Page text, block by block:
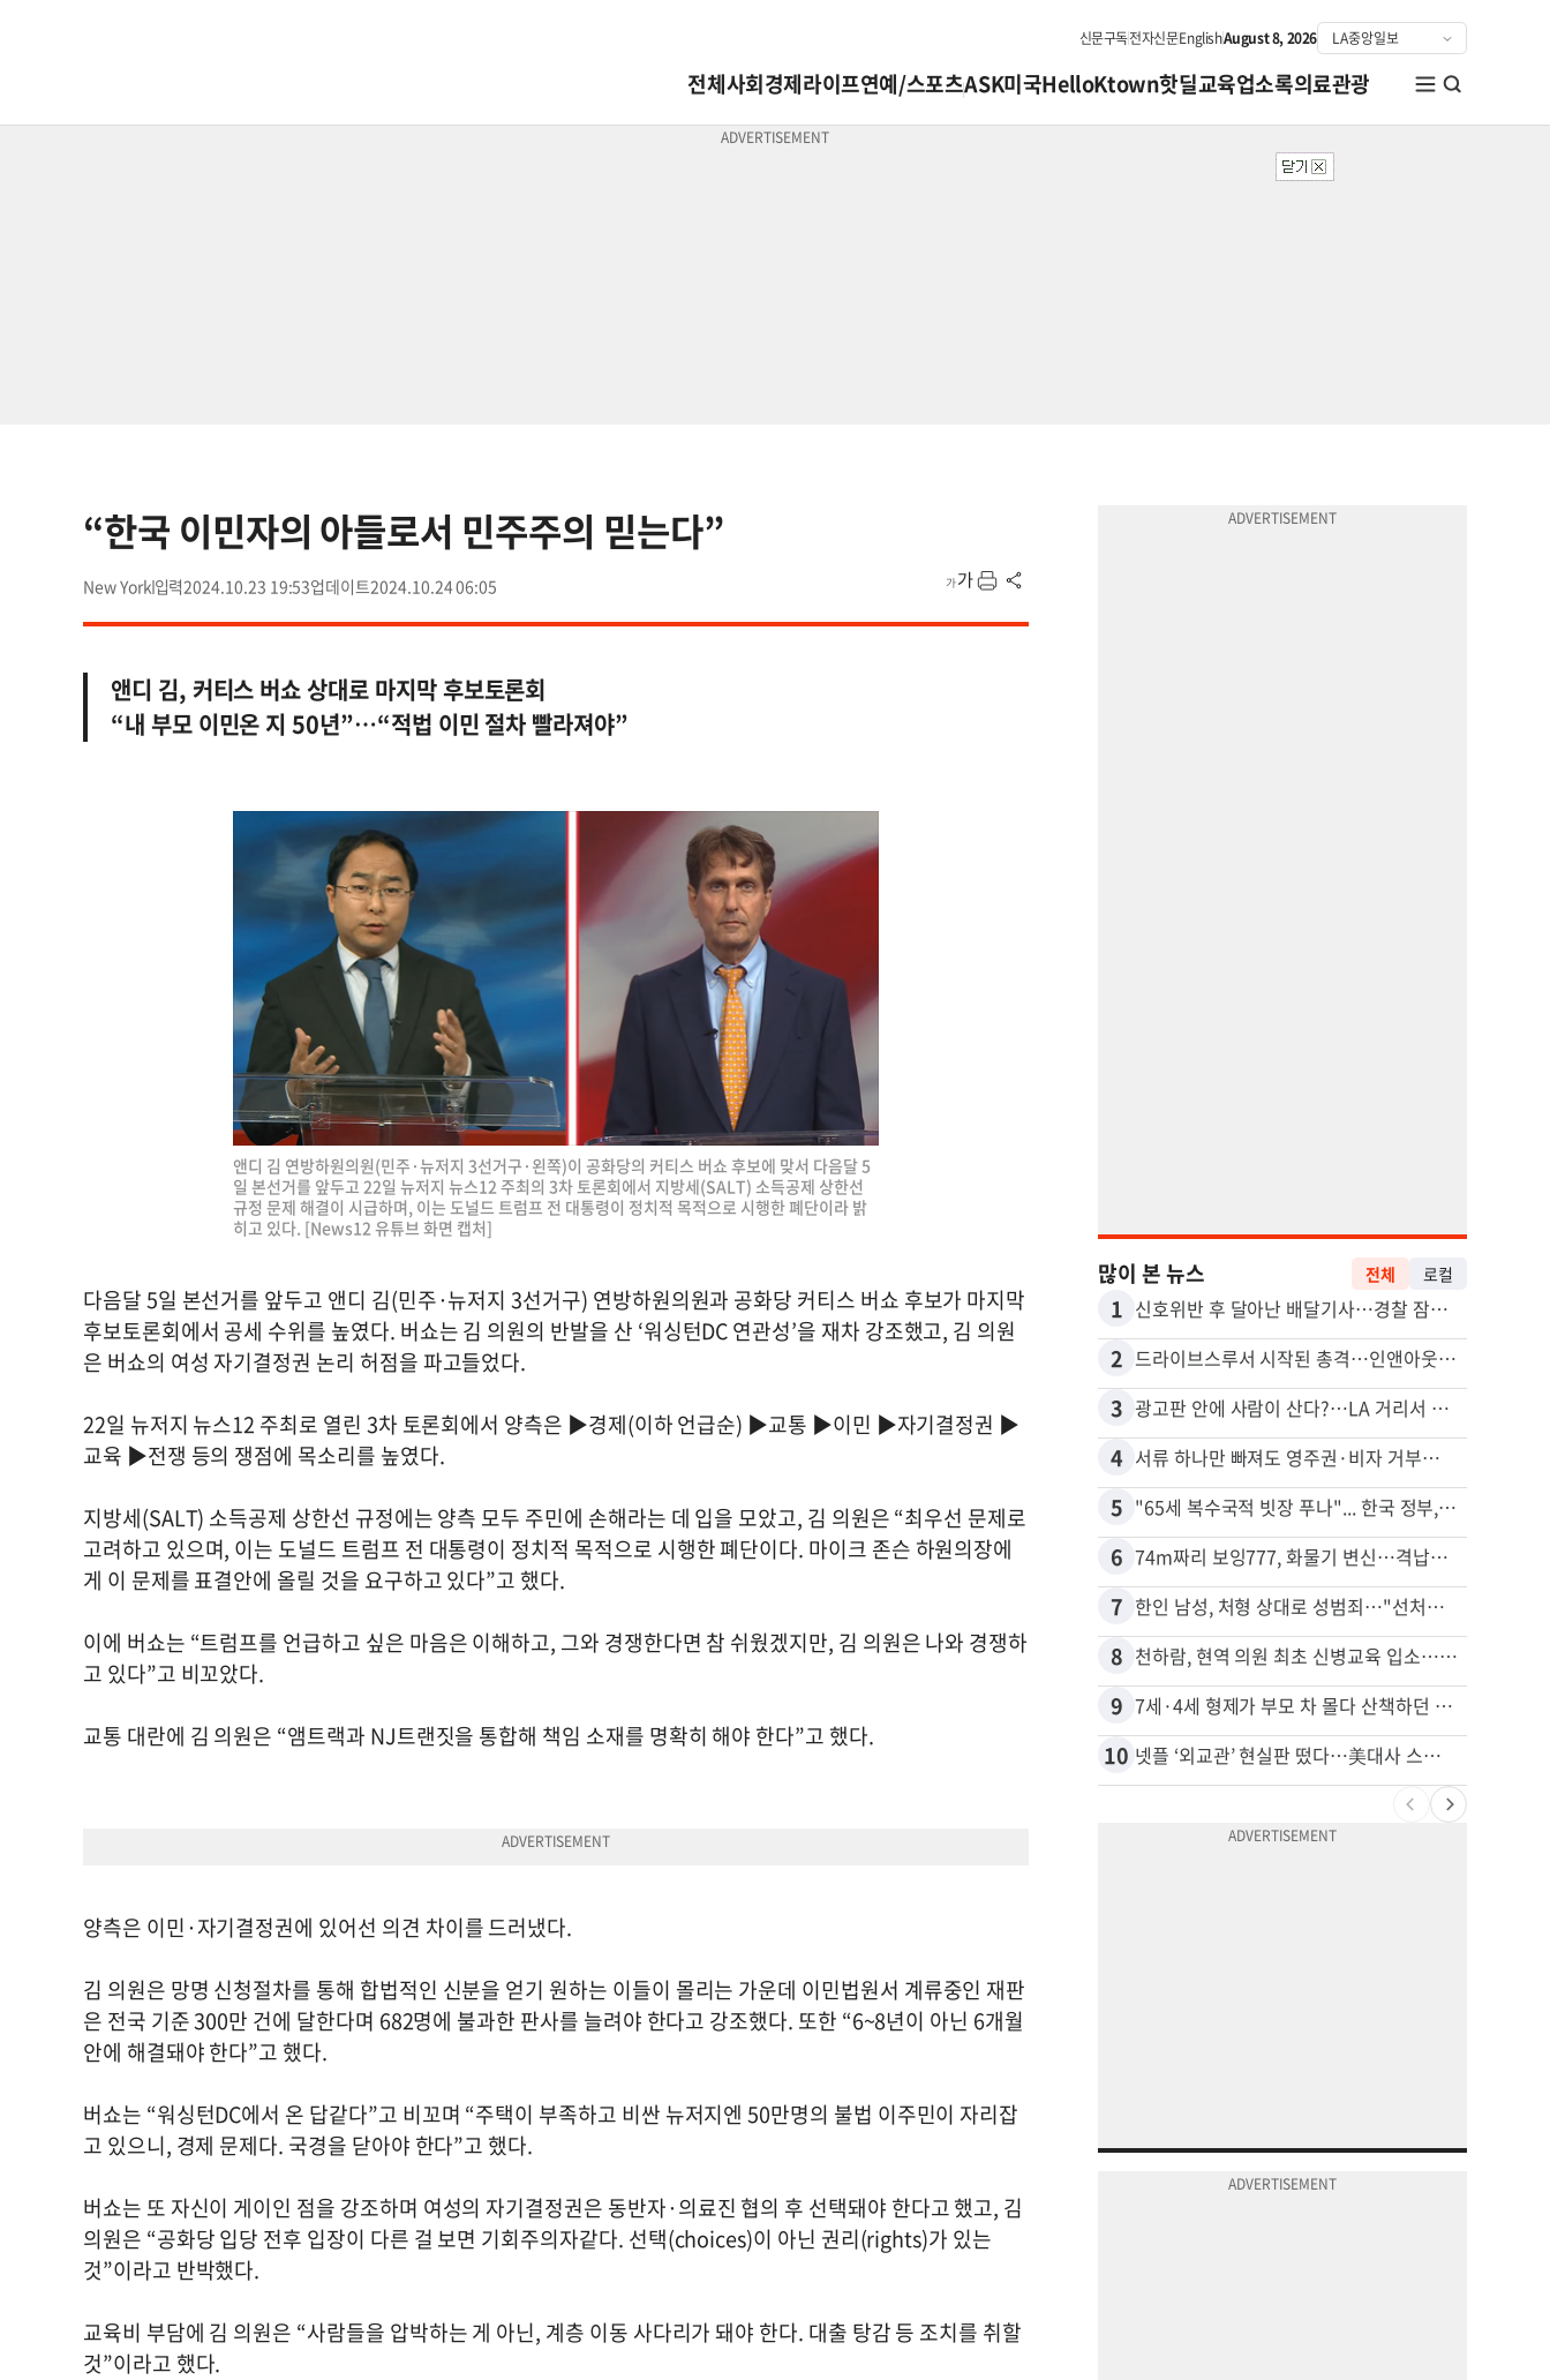
신문구독전자신문EnglishAugust 8, 2026
전체사회경제라이프연예/스포츠ASK미국HelloKtown핫딜교육업소록의료관광
“한국 이민자의 아들로서 민주주의 믿는다”
New York 2024.10.23 19:53 2024.10.24 06:05
앤디 김, 커티스 버쇼 상대로 마지막 후보토론회
“내 부모 이민온 지 50년”…“적법 이민 절차 빨라져야”
앤디 김 연방하원의원(민주·뉴저지 3선거구·왼쪽)이 공화당의 커티스 버쇼 후보에 맞서 다음달 5
일 본선거를 앞두고 22일 뉴저지 뉴스12 주최의 3차 토론회에서 지방세(SALT) 소득공제 상한선
규정 문제 해결이 시급하며, 이는 도널드 트럼프 전 대통령이 정치적 목적으로 시행한 폐단이라 밝
히고 있다. [News12 유튜브 화면 캡처]
다음달 5일 본선거를 앞두고 앤디 김(민주·뉴저지 3선거구) 연방하원의원과 공화당 커티스 버쇼 후보가 마지막
후보토론회에서 공세 수위를 높였다. 버쇼는 김 의원의 반발을 산 ‘워싱턴DC 연관성’을 재차 강조했고, 김 의원
은 버쇼의 여성 자기결정권 논리 허점을 파고들었다.
22일 뉴저지 뉴스12 주최로 열린 3차 토론회에서 양측은 ▶경제(이하 언급순) ▶교통 ▶이민 ▶자기결정권 ▶
교육 ▶전쟁 등의 쟁점에 목소리를 높였다.
지방세(SALT) 소득공제 상한선 규정에는 양측 모두 주민에 손해라는 데 입을 모았고, 김 의원은 “최우선 문제로
고려하고 있으며, 이는 도널드 트럼프 전 대통령이 정치적 목적으로 시행한 폐단이다. 마이크 존슨 하원의장에
게 이 문제를 표결안에 올릴 것을 요구하고 있다”고 했다.
이에 버쇼는 “트럼프를 언급하고 싶은 마음은 이해하고, 그와 경쟁한다면 참 쉬웠겠지만, 김 의원은 나와 경쟁하
고 있다”고 비꼬았다.
교통 대란에 김 의원은 “앰트랙과 NJ트랜짓을 통합해 책임 소재를 명확히 해야 한다”고 했다.
양측은 이민·자기결정권에 있어선 의견 차이를 드러냈다.
김 의원은 망명 신청절차를 통해 합법적인 신분을 얻기 원하는 이들이 몰리는 가운데 이민법원서 계류중인 재판
은 전국 기준 300만 건에 달한다며 682명에 불과한 판사를 늘려야 한다고 강조했다. 또한 “6~8년이 아닌 6개월
안에 해결돼야 한다”고 했다.
버쇼는 “워싱턴DC에서 온 답같다”고 비꼬며 “주택이 부족하고 비싼 뉴저지엔 50만명의 불법 이주민이 자리잡
고 있으니, 경제 문제다. 국경을 닫아야 한다”고 했다.
버쇼는 또 자신이 게이인 점을 강조하며 여성의 자기결정권은 동반자·의료진 협의 후 선택돼야 한다고 했고, 김
의원은 “공화당 입당 전후 입장이 다른 걸 보면 기회주의자같다. 선택(choices)이 아닌 권리(rights)가 있는
것”이라고 반박했다.
교육비 부담에 김 의원은 “사람들을 압박하는 게 아닌, 계층 이동 사다리가 돼야 한다. 대출 탕감 등 조치를 취할
것”이라고 했다.
많이 본 뉴스 전체 로컬
1 신호위반 후 달아난 배달기사…경찰 잠복해 잡고보니 ‘반전’
2 드라이브스루서 시작된 총격…인앤아웃 참사 영상 공개
3 광고판 안에 사람이 산다?…LA 거리서 화제
4 서류 하나만 빠져도 영주권·비자 거부…심사관 재량권 대폭 확대
5 "65세 복수국적 빗장 푸나"... 한국 정부, 연령 완화 전면 추진
6 74m짜리 보잉777, 화물기 변신…격납고서 ‘보물’ 찾는 인천공항
7 한인 남성, 처형 상대로 성범죄…"선처해줬더니 배신자 취급"
8 천하람, 현역 의원 최초 신병교육 입소…논산서 2박3일 생활
9 7세·4세 형제가 부모 차 몰다 산책하던 여성 들이받아
10 넷플 ‘외교관’ 현실판 떴다…美대사 스틸 지키는 ‘신 스틸러’